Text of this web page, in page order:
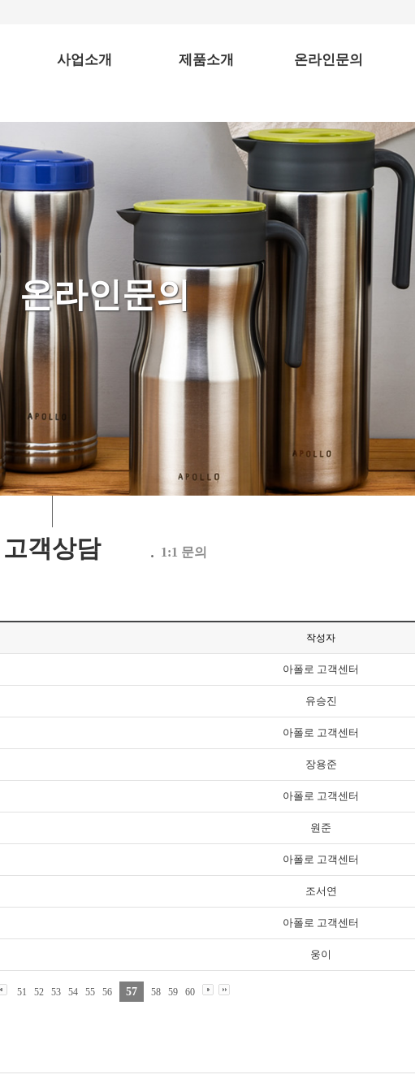
사업소개 제품소개
컬러보온병
스텐물병
온라인문의
1:1 문의
온라인문의
고객상담 1:1 문의
작성자
아폴로 고객센터
유승진
아폴로 고객센터
장용준
아폴로 고객센터
원준
아폴로 고객센터
조서연
아폴로 고객센터
웅이
51 52 53 54 55 56 57 58 59 60